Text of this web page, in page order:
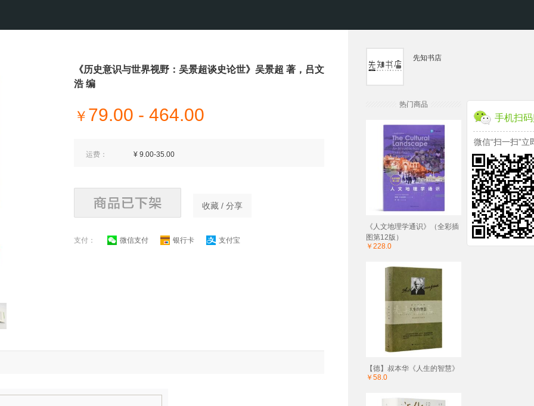
《历史意识与世界视野：吴景超谈史论世》吴景超 著，吕文
浩 编
￥ 79.00 - 464.00
运费： ¥ 9.00-35.00
收藏 / 分享
支付： 微信支付 银行卡 支付宝
先知书店
热门商品
《人文地理学通识》（全彩插
图第12版）
￥228.0
【德】叔本华《人生的智慧》
￥58.0
手机扫
微信“扫一扫”立